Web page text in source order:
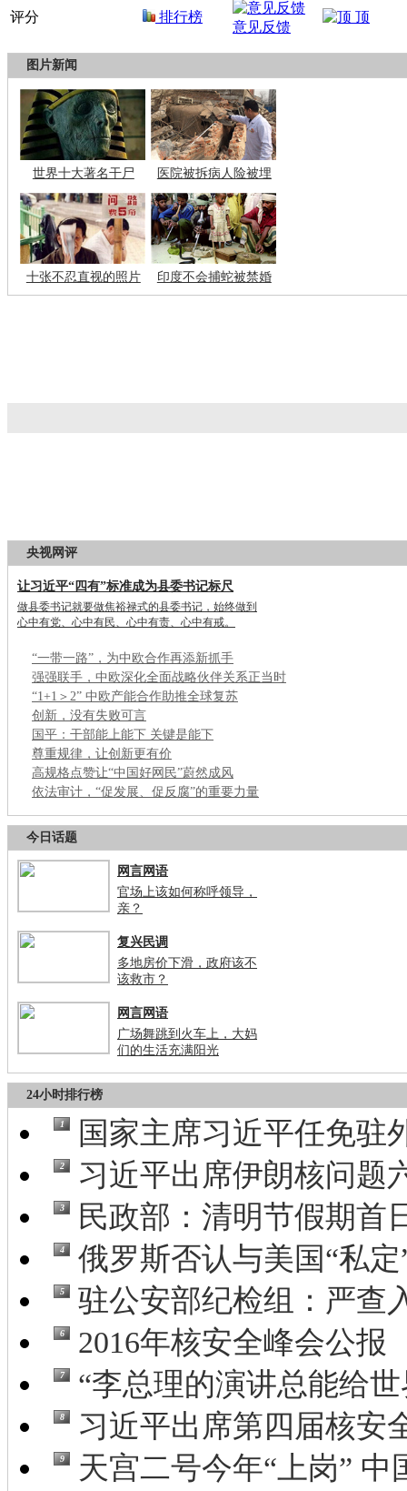
评分 排行榜
意见反馈
顶
图片新闻
世界十大著名干尸 医院被拆病人险被埋
十张不忍直视的照片 印度不会捕蛇被禁婚
央视网评
让习近平“四有”标准成为县委书记标尺
做县委书记就要做焦裕禄式的县委书记，始终做到
心中有党、心中有民、心中有责、心中有戒。
“一带一路”，为中欧合作再添新抓手
强强联手，中欧深化全面战略伙伴关系正当时
“1+1＞2” 中欧产能合作助推全球复苏
创新，没有失败可言
国平：干部能上能下 关键是能下
尊重规律，让创新更有价
高规格点赞让“中国好网民”蔚然成风
依法审计，“促发展、促反腐”的重要力量
今日话题
网言网语
官场上该如何称呼领导，
亲？
复兴民调
多地房价下滑，政府该不
该救市？
网言网语
广场舞跳到火车上，大妈
们的生活充满阳光
24小时排行榜
1 国家主席习近平任免驻
2 习近平出席伊朗核问题
3 民政部：清明节假期首
4 俄罗斯否认与美国“私
5 驻公安部纪检组：严查
6 2016年核安全峰会公报
7 “李总理的演讲总能给
8 习近平出席第四届核安
9 天宫二号今年“上岗” 中